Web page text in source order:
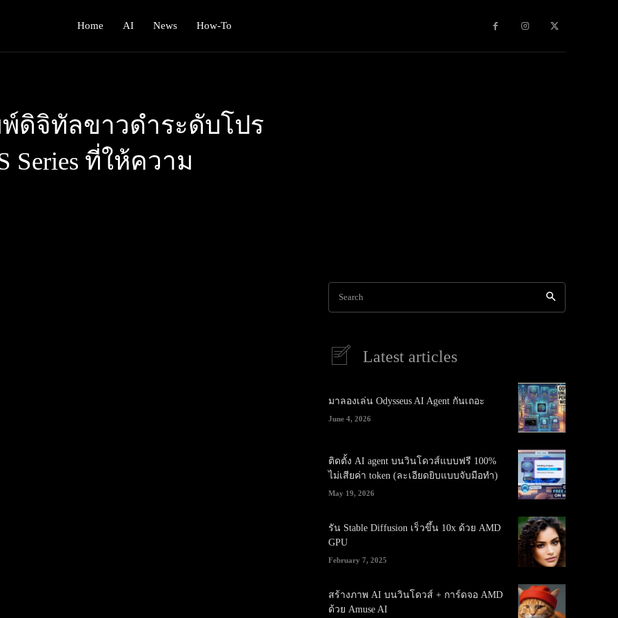
Home AI News How-To
พ์ดิจิทัลขาวดำระดับโปร
Series ที่ให้ความ
Search
Latest articles
มาลองเล่น Odysseus AI Agent กันเถอะ
June 4, 2026
ติดตั้ง AI agent บนวินโดวส์แบบฟรี 100%
ไม่เสียค่า token (ละเอียดยิบแบบจับมือทำ)
May 19, 2026
รัน Stable Diffusion เร็วขึ้น 10x ด้วย AMD
GPU
February 7, 2025
สร้างภาพ AI บนวินโดวส์ + การ์ดจอ AMD
ด้วย Amuse AI